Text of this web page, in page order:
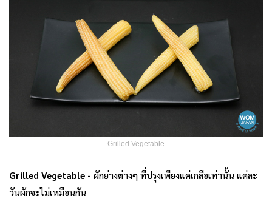
Grilled Vegetable
Grilled Vegetable - ผักย่างต่างๆ ที่ปรุงเพียงแค่เกลือเท่านั้น แต่ละ
วันผักจะไม่เหมือนกัน